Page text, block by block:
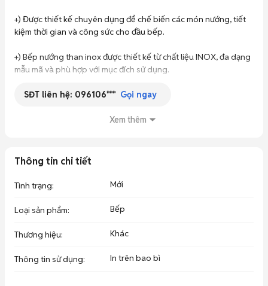
+) Được thiết kế chuyên dụng để chế biến các món nướng, tiết
kiệm thời gian và công sức cho đầu bếp.
+) Bếp nướng than inox được thiết kế từ chất liệu INOX, đa dạng
mẫu mã và phù hợp với mục đích sử dụng.
ĐẶC ĐIỂM NỔI BẬT:
- Thiết kế theo kiểu dáng năng động, thông minh dễ dàng di
- Sử dụng được than hoa và than không khói rất an toàn và hợp
kinh tế gia đình.
năng bền bỉ cao, đảm bảo vệ sinh thực phẩm khi chế biến.
- Tay cầm và cách gài lại khi cất giữ vừa an toàn lại dễ xách di
SĐT liên hệ: 096106*** Gọi ngay
Xem thêm
Thông tin chi tiết
Tình trạng: Mới
Loại sản phẩm: Bếp
Thương hiệu: Khác
Thông tin sử dụng: In trên bao bì